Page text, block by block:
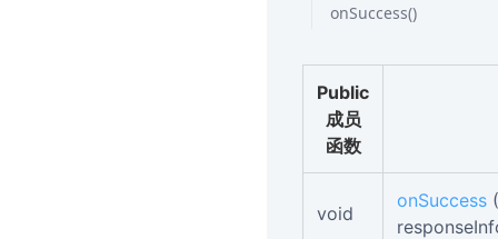
onSuccess()
Public
成员
函数
void
onSuccess